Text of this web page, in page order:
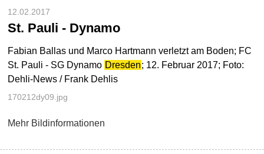
12.02.2017
St. Pauli - Dynamo
Fabian Ballas und Marco Hartmann verletzt am Boden; FC
St. Pauli - SG Dynamo Dresden; 12. Februar 2017; Foto:
Dehli-News / Frank Dehlis
170212dy09.jpg
Mehr Bildinformationen